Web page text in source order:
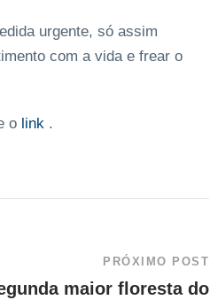
urgente, só assim
com a vida e frear o
o link .
PRÓXIMO POST
maior floresta do